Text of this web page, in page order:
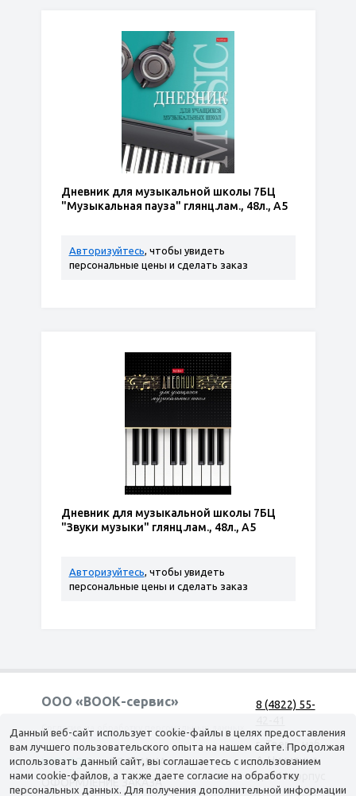
Дневник для музыкальной школы 7БЦ
"Музыкальная пауза" глянц.лам., 48л., А5
Авторизуйтесь, чтобы увидеть
персональные цены и сделать заказ
Дневник для музыкальной школы 7БЦ
"Звуки музыки" глянц.лам., 48л., А5
Авторизуйтесь, чтобы увидеть
персональные цены и сделать заказ
ООО «ВООК-сервис»
Согласие на обработку персональных данных
КАТАЛОГ
ДОСТАВКА
ОФОРМЛЕНИЕ ЗАКАЗА
8 (4822) 55-
г. Тверь, наб.
А. Никитина,
д. 144 корпус
1
Данный веб-сайт использует cookie-файлы в целях предоставления
вам лучшего пользовательского опыта на нашем сайте. Продолжая
использовать данный сайт, вы соглашаетесь с использованием
нами cookie-файлов, а также даете согласие на обработку
персональных данных. Для получения дополнительной информации